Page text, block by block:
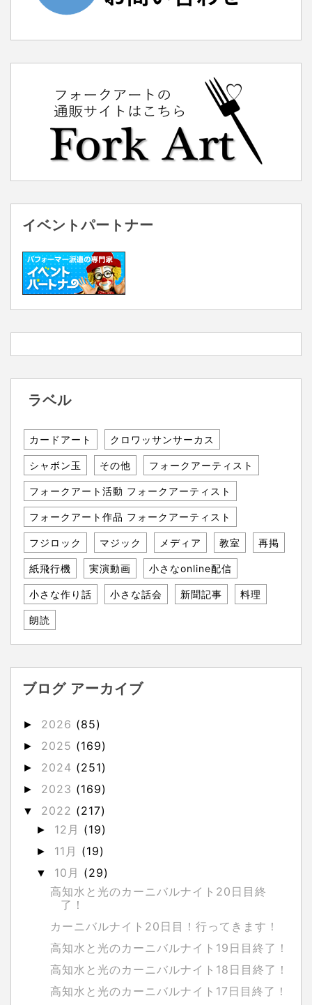
イベントパートナー
ラベル
カードアート クロワッサンサーカス
シャボン玉 その他 フォークアーティスト
フォークアート活動 フォークアーティスト
フォークアート作品 フォークアーティスト
フジロック マジック メディア 教室 再掲
紙飛行機 実演動画 小さなonline配信
小さな作り話 小さな話会 新聞記事 料理
朗読
ブログ アーカイブ
► 2026 (85)
► 2025 (169)
► 2024 (251)
► 2023 (169)
▼ 2022 (217)
► 12月 (19)
► 11月 (19)
▼ 10月 (29)
高知水と光のカーニバルナイト20日目終
了！
カーニバルナイト20日目！行ってきます！
高知水と光のカーニバルナイト19日目終了！
高知水と光のカーニバルナイト18日目終了！
高知水と光のカーニバルナイト17日目終了！